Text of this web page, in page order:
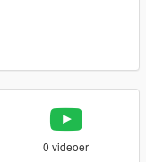
0 videoer